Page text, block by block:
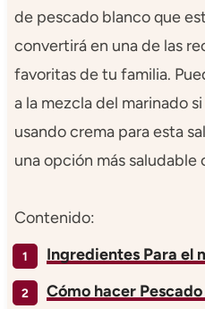
de pescado blanco que
convertirá en una de las
favoritas de tu familia.
a la mezcla del marinado
usando crema para esta
una opción más saludable
Contenido:
Ingredientes Para el
Cómo hacer